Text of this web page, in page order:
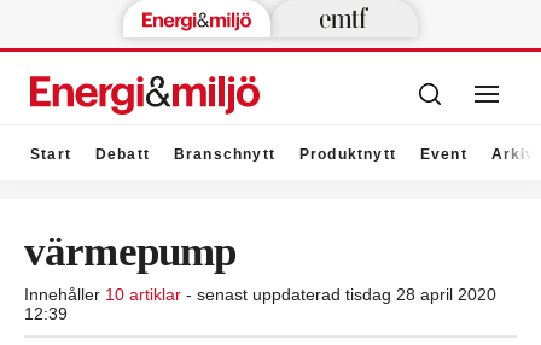
Start Debatt Branschnytt Produktnytt Event Arkiv
värmepump
Innehåller 10 artiklar - senast uppdaterad tisdag 28 april 2020
12:39